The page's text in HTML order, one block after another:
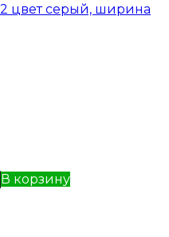
цвет серый, ширина
В корзину